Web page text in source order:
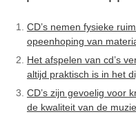
CD’s nemen fysieke
opeenhoping van
Het afspelen van cd’s
altijd praktisch is in het
CD’s zijn gevoelig voor
de kwaliteit van de